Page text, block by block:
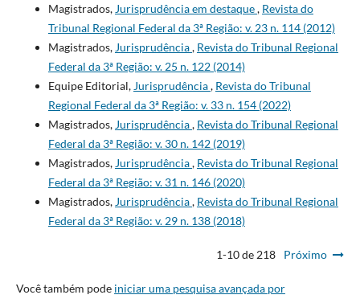
Magistrados, Jurisprudência em destaque, Revista do
Tribunal Regional Federal da 3ª Região: v. 23 n. 114 (2012)
Magistrados, Jurisprudência, Revista do Tribunal Regional
Federal da 3ª Região: v. 25 n. 122 (2014)
Equipe Editorial, Jurisprudência, Revista do Tribunal
Regional Federal da 3ª Região: v. 33 n. 154 (2022)
Magistrados, Jurisprudência, Revista do Tribunal Regional
Federal da 3ª Região: v. 30 n. 142 (2019)
Magistrados, Jurisprudência, Revista do Tribunal Regional
Federal da 3ª Região: v. 31 n. 146 (2020)
Magistrados, Jurisprudência, Revista do Tribunal Regional
Federal da 3ª Região: v. 29 n. 138 (2018)
1-10 de 218 Próximo
Você também pode iniciar uma pesquisa avançada por